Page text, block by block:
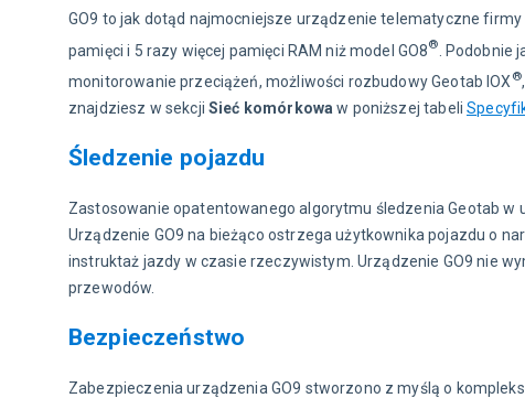
GO9 to jak dotąd najmocniejsze urządzenie telematyczne
pamięci i 5 razy więcej pamięci RAM niż model GO8® . Podobnie
monitorowanie przeciążeń, możliwości rozbudowy Geotab IOX ®
znajdziesz w sekcji Sieć komórkowa w poniższej tabeli
Śledzenie pojazdu
Zastosowanie opatentowanego algorytmu śledzenia Geotab w
Urządzenie GO9 na bieżąco ostrzega użytkownika pojazdu o
instruktaż jazdy w czasie rzeczywistym. Urządzenie GO9 nie
przewodów.
Bezpieczeństwo
Zabezpieczenia urządzenia GO9 stworzono z myślą o